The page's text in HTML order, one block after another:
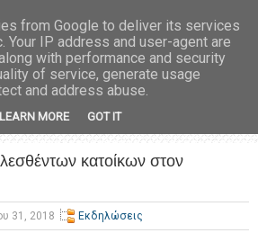
κατοίκων στον
31, 2018 Εκδηλώσεις
from Google to deliver its services
Your IP address and user-agent are
with performance and security
of service, generate usage
and address abuse.
LEARN MORE GOT IT